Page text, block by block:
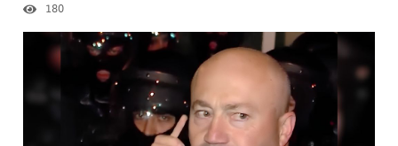
180